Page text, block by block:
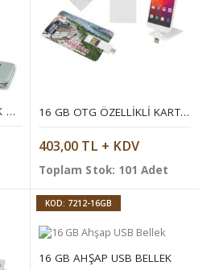
16 GB METAL USB BELLEK ANAHTARLIK 16 GB OTG ÖZELLIKLI KARTVIZIT USB BELLEK
403,00 TL + KDV
Toplam Stok: 101 Adet
KOD: 7212-16GB
16 GB AHŞAP USB BELLEK